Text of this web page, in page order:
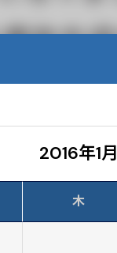
2016年1月
木